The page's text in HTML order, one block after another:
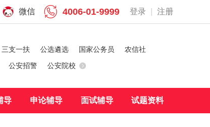
登录 注册
4006-01-9999
微信
三支一扶 公选遴选 国家公务员
农信社
公安招警 公安院校
导 申论辅导 面试辅导 试题资料